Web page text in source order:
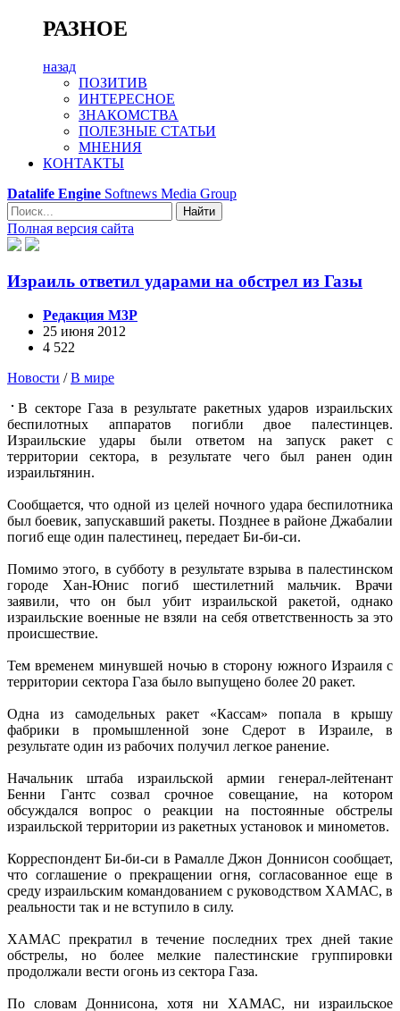
РАЗНОЕ
назад
ПОЗИТИВ
ИНТЕРЕСНОЕ
ЗНАКОМСТВА
ПОЛЕЗНЫЕ СТАТЬИ
МНЕНИЯ
КОНТАКТЫ
Datalife Engine Softnews Media Group
Найти
Полная версия сайта
Израиль ответил ударами на обстрел из Газы
Редакция М3Р
25 июня 2012
4 522
Новости /В мире
В секторе Газа в результате ракетных ударов израильских
беспилотных аппаратов погибли двое палестинцев.
Израильские удары были ответом на запуск ракет с
территории сектора, в результате чего был ранен один
израильтянин.
Сообщается, что одной из целей ночного удара беспилотника
был боевик, запускавший ракеты. Позднее в районе Джабалии
погиб еще один палестинец, передает Би-би-си.
Помимо этого, в субботу в результате взрыва в палестинском
городе Хан-Юнис погиб шестилетний мальчик. Врачи
заявили, что он был убит израильской ракетой, однако
израильские военные не взяли на себя ответственность за это
происшествие.
Тем временем минувшей ночью в сторону южного Израиля с
территории сектора Газа было выпущено более 20 ракет.
Одна из самодельных ракет «Кассам» попала в крышу
фабрики в промышленной зоне Сдерот в Израиле, в
результате один из рабочих получил легкое ранение.
Начальник штаба израильской армии генерал-лейтенант
Бенни Гантс созвал срочное совещание, на котором
обсуждался вопрос о реакции на постоянные обстрелы
израильской территории из ракетных установок и минометов.
Корреспондент Би-би-си в Рамалле Джон Доннисон сообщает,
что соглашение о прекращении огня, согласованное еще в
среду израильским командованием с руководством ХАМАС, в
реальности так и не вступило в силу.
ХАМАС прекратил в течение последних трех дней такие
обстрелы, но более мелкие палестинские группировки
продолжали вести огонь из сектора Газа.
По словам Доннисона, хотя ни ХАМАС, ни израильское